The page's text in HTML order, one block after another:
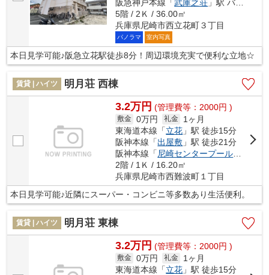
阪急神戸本線「武庫之荘 」駅 バス12分 「浜浦町」 停歩3分
5階 / 2Ｋ / 36.00㎡
兵庫県尼崎市西立花町３丁目
パノラマ 室内写真
本日見学可能♪阪急立花駅徒歩8分！周辺環境充実で便利な立地☆
賃貸 | ハイツ 明月荘 西棟
3.2万円 (管理費等：2000円 )
敷金 0万円 礼金
1ヶ月
東海道本線「立花 」駅 徒歩15分
阪神本線「出屋敷 」駅 徒歩21分
阪神本線「 尼崎センタープール前
2階 / 1Ｋ / 16.20㎡
兵庫県尼崎市西難波町１丁目
本日見学可能♪近隣にスーパー・コンビニ等多数あり生活便利。
賃貸 | ハイツ 明月荘 東棟
3.2万円 (管理費等：2000円 )
敷金 0万円 礼金
1ヶ月
東海道本線「立花 」駅 徒歩15分